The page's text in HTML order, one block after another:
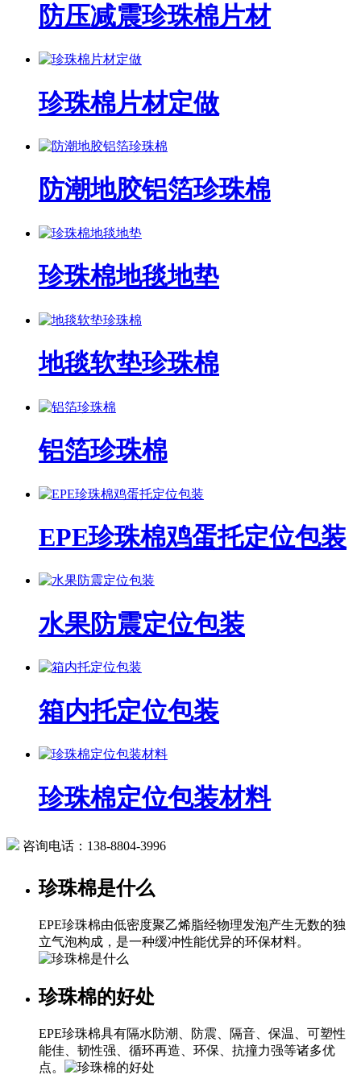
防压减震珍珠棉片材
珍珠棉片材定做
防潮地胶铝箔珍珠棉
珍珠棉地毯地垫
地毯软垫珍珠棉
铝箔珍珠棉
EPE珍珠棉鸡蛋托定位包装
水果防震定位包装
箱内托定位包装
珍珠棉定位包装材料
咨询电话： 138-8804-3996
珍珠棉是什么
EPE珍珠棉由低密度聚乙烯脂经物理发泡产生无数的独
立气泡构成，是一种缓冲性能优异的环保材料。
珍珠棉的好处
EPE珍珠棉具有隔水防潮、防震、隔音、保温、可塑性
能佳、韧性强、循环再造、环保、抗撞力强等诸多优
点。